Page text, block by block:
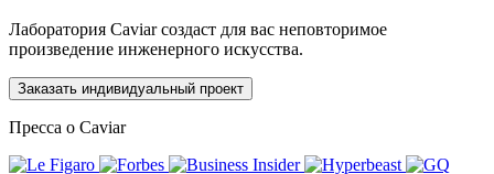
Лаборатория Caviar создаст для вас неповторимое
произведение инженерного искусства.
Заказать индивидуальный проект
Пресса о Caviar